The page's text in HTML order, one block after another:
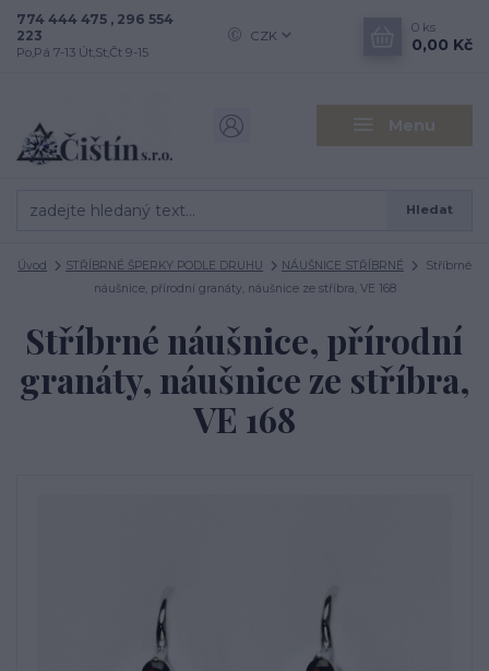
Menu
CZK
Hledat
774 444 475 , 296 554
223
Po,Pá 7-13 Út,St,Čt 9-15
0 ks
0,00 Kč
Úvod STŘÍBRNÉ ŠPERKY PODLE DRUHU NÁUŠNICE STŘÍBRNÉ
Stříbrné
náušnice, přírodní granáty, náušnice ze stříbra, VE 168
Stříbrné náušnice, přírodní
granáty, náušnice ze stříbra,
VE 168